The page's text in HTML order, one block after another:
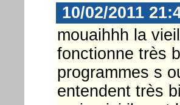
10/02/2011
mouaihhh la
fonctionne très
programmes s
entendent très